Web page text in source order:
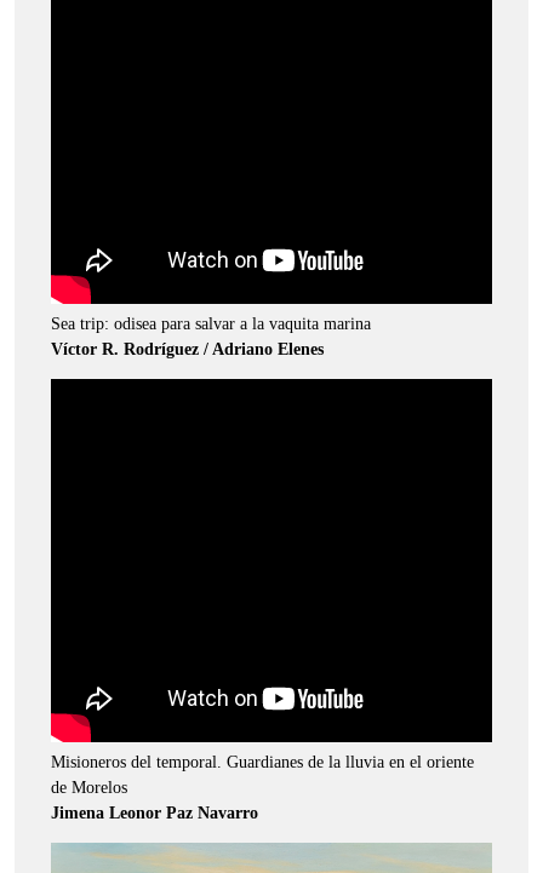
Sea trip: odisea para salvar a la vaquita marina
Víctor R. Rodríguez / Adriano Elenes
Misioneros del temporal. Guardianes de la lluvia en el oriente
de Morelos
Jimena Leonor Paz Navarro